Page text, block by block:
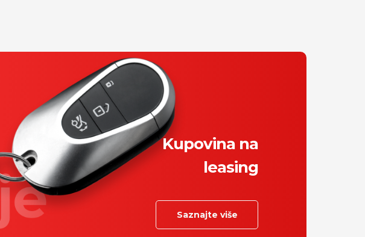
Kupovina na
leasing
Saznajte više